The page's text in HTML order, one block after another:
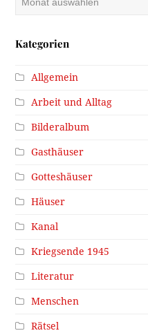
Kategorien
Allgemein
Arbeit und Alltag
Bilderalbum
Gasthäuser
Gotteshäuser
Häuser
Kanal
Kriegsende 1945
Literatur
Menschen
Rätsel